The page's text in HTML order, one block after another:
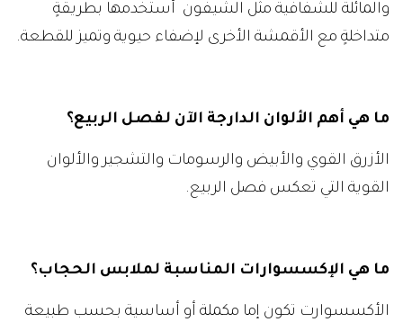
والمائلة للشفافية مثل الشيفون أستخدمها بطريقةٍ
متداخلةٍ مع الأقمشة الأخرى لإضفاء حيوية وتميز للقطعة.
ما هي أهم الألوان الدارجة الآن لفصل الربيع؟
الأزرق القوي والأبيض والرسومات والتشجير والألوان
القوية التي تعكس فصل الربيع.
ما هي الإكسسوارات المناسبة لملابس الحجاب؟
الأكسسوارت تكون إما مكملة أو أساسية بحسب طبيعة